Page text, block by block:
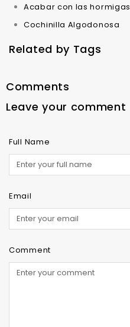
Acabar con las hormigas
Cochinilla Algodonosa
Related by Tags
Comments
Leave your comment
Full Name
Email
Comment